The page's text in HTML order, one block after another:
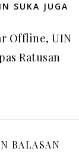
SUKA JUGA
Offline, UIN
Ratusan
BALASAN